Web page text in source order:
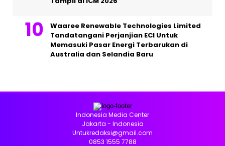
Waaree Renewable Technologies Limited
Tandatangani Perjanjian ECI Untuk
Memasuki Pasar Energi Terbarukan di
Australia dan Selandia Baru
Indonesia Media Center
Jakarta - Indonesia
Untukredaksi@gmail.com
0853 1555 7788